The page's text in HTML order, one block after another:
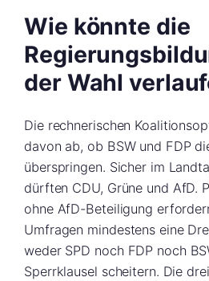
Wie könnte die
der Wahl
Die rechnerischen
davon ab, ob BSW und FDP
überspringen. Sicher im
dürften CDU, Grüne und AfD.
ohne AfD-Beteiligung
Umfragen mindestens eine
weder SPD noch FDP noch
Sperrklausel scheitern. Die